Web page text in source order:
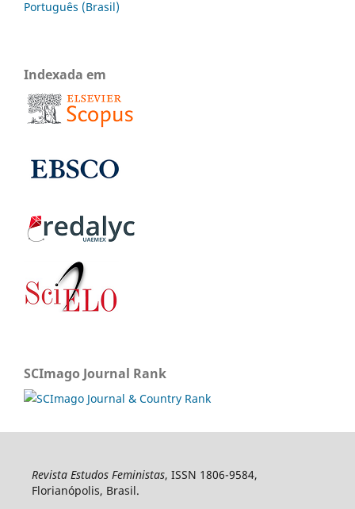
Português (Brasil)
Indexada em
SCImago Journal Rank
Revista Estudos Feministas, ISSN 1806-9584,
Florianópolis, Brasil.